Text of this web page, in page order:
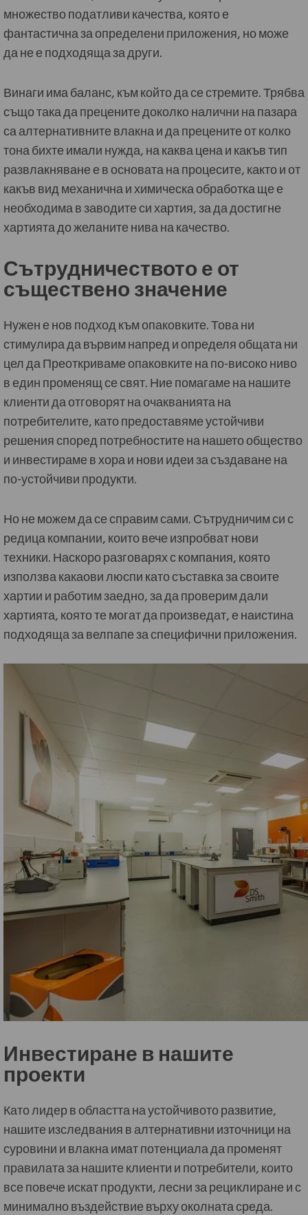
множество податливи качества, която е
фантастична за определени приложения, но може
да не е подходяща за други.
Винаги има баланс, към който да се стремите. Трябва
също така да прецените доколко налични на пазара
са алтернативните влакна и да прецените от колко
тона бихте имали нужда, на каква цена и какъв тип
развлакняване е в основата на процесите, както и от
какъв вид механична и химическа обработка ще е
необходима в заводите си хартия, за да достигне
хартията до желаните нива на качество.
Сътрудничеството е от
съществено значение
Нужен е нов подход към опаковките. Това ни
стимулира да вървим напред и определя общата ни
цел да Преоткриваме опаковките на по-високо ниво
в един променящ се свят. Ние помагаме на нашите
клиенти да отговорят на очакванията на
потребителите, като предоставяме устойчиви
решения според потребностите на нашето общество
и инвестираме в хора и нови идеи за създаване на
по-устойчиви продукти.
Но не можем да се справим сами. Сътрудничим си с
редица компании, които вече изпробват нови
техники. Наскоро разговарях с компания, която
използва какаови люспи като съставка за своите
хартии и работим заедно, за да проверим дали
хартията, която те могат да произведат, е наистина
подходяща за велпапе за специфични приложения.
Инвестиране в нашите
проекти
Като лидер в областта на устойчивото развитие,
нашите изследвания в алтернативни източници на
суровини и влакна имат потенциала да променят
правилата за нашите клиенти и потребители, които
все повече искат продукти, лесни за рециклиране и с
минимално въздействие върху околната среда.